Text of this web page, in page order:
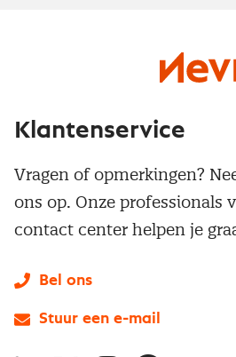
Klantenservice
Vragen of opmerkingen?
ons op. Onze professionals
contact center helpen je
Bel ons
Stuur een e-mail